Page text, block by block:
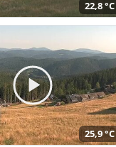
22,8 °C
25,9 °C